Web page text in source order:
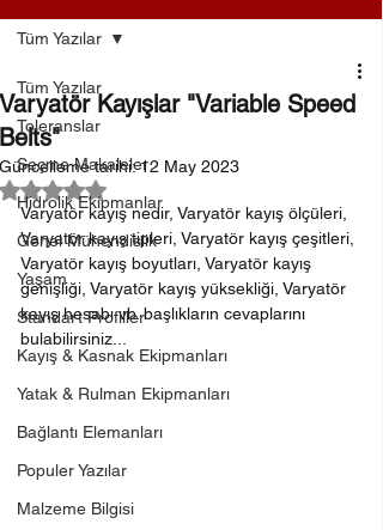
Tüm Yazılar
Toleranslar
Seçme Makaleler
Hidrolik Ekipmanlar
Genel Mühendislik
Yaşam
Standart Profiller
Kayış & Kasnak Ekipmanları
Yatak & Rulman Ekipmanları
Bağlantı Elemanları
Populer Yazılar
Malzeme Bilgisi
Tüm Yazılar
Varyatör Kayışlar "Variable Speed
Belts"
Güncelleme tarihi:12 May 2023
5 üzerinden NaN yıldız
Varyatör kayış nedir, Varyatör kayış ölçüleri,
Varyatör kayış tipleri, Varyatör kayış çeşitleri,
Varyatör kayış boyutları, Varyatör kayış
genişliği, Varyatör kayış yüksekliği, Varyatör
kayış hesabı vb. başlıkların cevaplarını
bulabilirsiniz...